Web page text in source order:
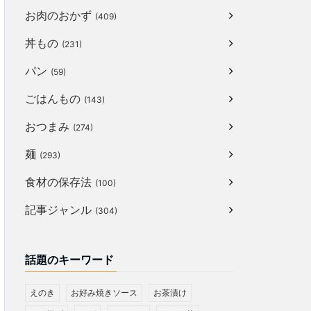
お肉のおかず (409)
丼もの (231)
パン (59)
ごはんもの (143)
おつまみ (274)
麺 (293)
食材の保存法 (100)
記事ジャンル (304)
話題のキーワード
えのき お好み焼きソース お茶漬け